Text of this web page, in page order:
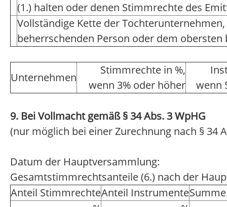
(1.) halten oder denen Stimmrechte des
Vollständige Kette der
beherrschenden Person oder dem
Unternehmen
Stimmrechte in %,
wenn 3% oder höher
wenn
9. Bei Vollmacht gemäß § 34 Abs. 3 WpHG
(nur möglich bei einer Zurechnung nach § 34
Datum der Hauptversammlung:
Gesamtstimmrechtsanteile (6.) nach der
Anteil StimmrechteAnteil Instrumente